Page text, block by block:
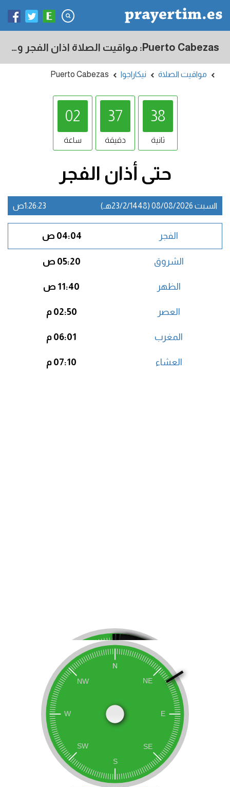
Puerto Cabezas: مواقيت الصلاة اذان الفجر و المغرب في اليوم - نيكاراجوا
مواقيت الصلاة نيكاراجوا Puerto Cabezas
02
ساعة
37
دقيقة
37
ثانية
حتى أذان الفجر
السبت 08/08/2026 (23/2/1448هـ) 1:26:24ص
الفجر 04:04 ص
الشروق 05:20 ص
الظهر 11:40 ص
العصر 02:50 م
المغرب 06:01 م
العشاء 07:10 م